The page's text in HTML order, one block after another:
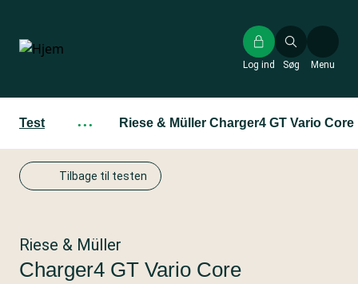
hovedindhold
Søg
Log ind Menu
Test ··· Riese & Müller Charger4 GT Vario Core
Tilbage til testen
Riese & Müller
Charger4 GT Vario Core